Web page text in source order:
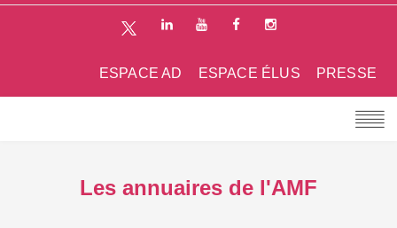
PRESSE
ESPACE ÉLUS
ESPACE AD
Les annuaires de l'AMF